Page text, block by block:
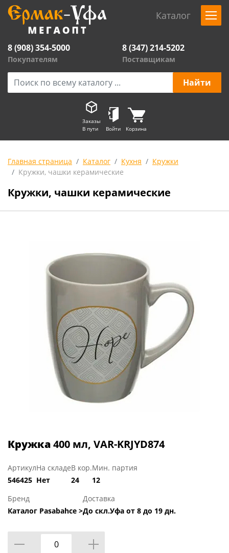
Каталог
8 (908) 354-5000
Покупателям
8 (347) 214-5202
Поставщикам
Заказы
В пути
Войти Корзина
Главная страница Каталог Кухня
Кружки
Кружки, чашки керамические
Кружки, чашки керамические
Кружка400 мл, VAR-KRJYD874
Артикул
546425
На складе
Нет
В кор.
24
Мин. партия
12
Бренд
Каталог Pasabahce >
Доставка
До скл.Уфа от 8 до 19 дн.